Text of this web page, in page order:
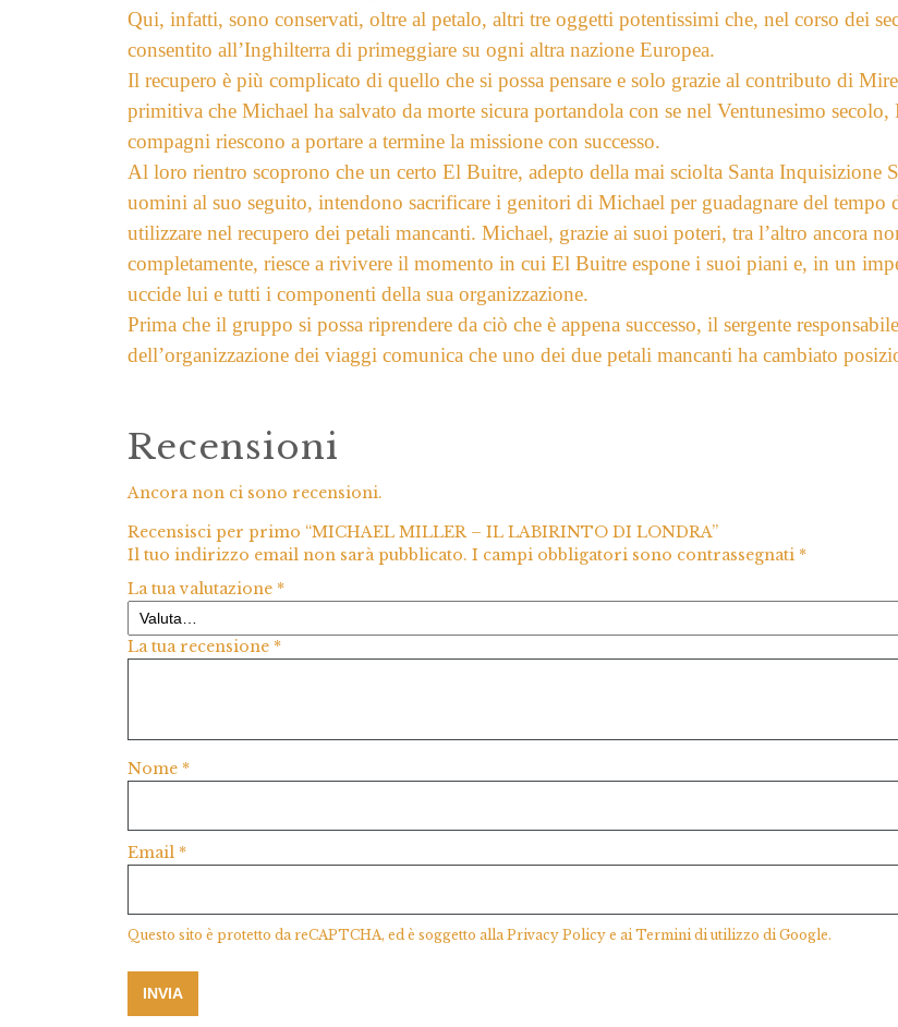
Qui, infatti, sono conservati, oltre al petalo, altri tre oggetti potentissimi che, nel corso dei
consentito all’Inghilterra di primeggiare su ogni altra nazione Europea.
Il recupero è più complicato di quello che si possa pensare e solo grazie al contributo di
primitiva che Michael ha salvato da morte sicura portandola con se nel Ventunesimo secolo,
compagni riescono a portare a termine la missione con successo.
Al loro rientro scoprono che un certo El Buitre, adepto della mai sciolta Santa Inquisizione
uomini al suo seguito, intendono sacrificare i genitori di Michael per guadagnare del tempo
utilizzare nel recupero dei petali mancanti. Michael, grazie ai suoi poteri, tra l’altro ancora
completamente, riesce a rivivere il momento in cui El Buitre espone i suoi piani e, in un
uccide lui e tutti i componenti della sua organizzazione.
Prima che il gruppo si possa riprendere da ciò che è appena successo, il sergente responsabile
dell’organizzazione dei viaggi comunica che uno dei due petali mancanti ha cambiato
Recensioni
Ancora non ci sono recensioni.
Recensisci per primo “MICHAEL MILLER – IL LABIRINTO DI LONDRA”
Il tuo indirizzo email non sarà pubblicato. I campi obbligatori sono contrassegnati *
La tua valutazione *
La tua recensione *
Nome *
Email *
Questo sito è protetto da reCAPTCHA, ed è soggetto allaPrivacy Policy e aiTermini di utilizzo di Google.